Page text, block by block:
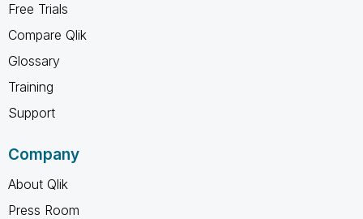
Free Trials
Compare Qlik
Glossary
Training
Support
Company
About Qlik
Press Room